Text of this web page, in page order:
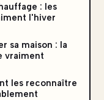
: les
l'hiver
sa maison : la
vraiment
les reconnaître